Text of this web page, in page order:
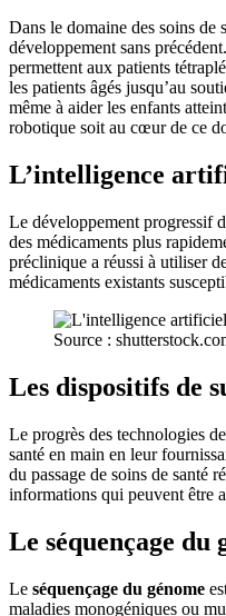
Dans le domaine des soins de
développement sans
permettent aux patients
les patients âgés jusqu’au
même à aider les enfants
robotique soit au cœur de ce
L’intelligence
Le développement progressif
des médicaments plus
préclinique a réussi à utiliser
médicaments existants
Source :
Les dispositifs de
Le progrès des technologies
santé en main en leur
du passage de soins de santé
informations qui peuvent être
Le séquençage du
Le séquençage du génome
maladies monogéniques ou